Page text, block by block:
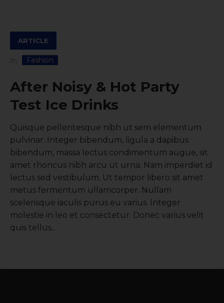
ARTICLE
In Fashion
After Noisy & Hot Party
Test Ice Drinks
Quisque pellentesque nibh ut sem elementum
pulvinar. Integer bibendum, ligula a dapibus
bibendum, massa lectus condimentum augue, sit
amet rhoncus nibh arcu ut urna. Nam imperdiet id
lectus sed vestibulum. Ut tempor libero sit amet
metus fermentum ullamcorper. Nullam
scelerisque iaculis purus eu varius. Integer
molestie in leo et consectetur. Donec varius velit
quis tellus...